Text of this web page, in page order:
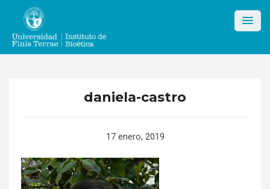
content
daniela-castro
17 enero, 2019